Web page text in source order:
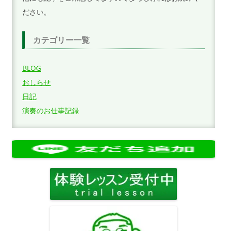
ださい。
カテゴリー一覧
BLOG
おしらせ
日記
演奏のお仕事記録